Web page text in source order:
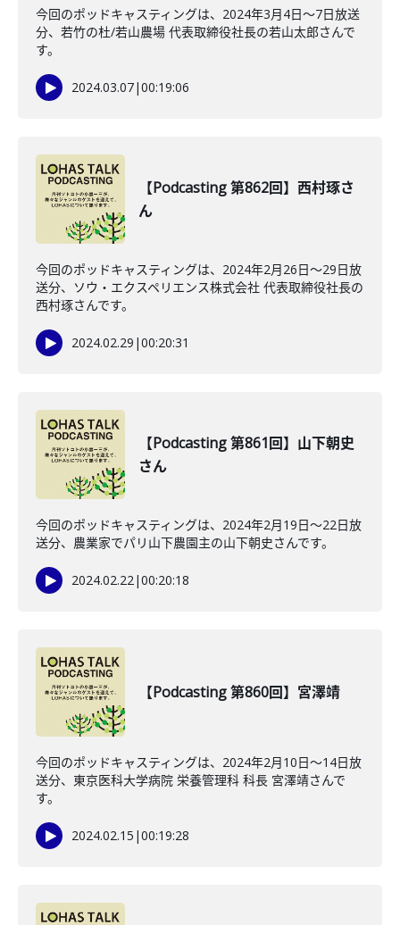
今回のポッドキャスティングは、2024年3月4日〜7日放送
分、若竹の杜/若山農場 代表取締役社長の若山太郎さんで
す。
2024.03.07|00:19:06
【Podcasting 第862回】西村琢さ
ん
今回のポッドキャスティングは、2024年2月26日〜29日放
送分、ソウ・エクスペリエンス株式会社 代表取締役社長の
西村琢さんです。
2024.02.29 |00:20:31
【Podcasting 第861回】山下朝史
さん
今回のポッドキャスティングは、2024年2月19日〜22日放
送分、農業家でパリ山下農園主の山下朝史さんです。
2024.02.22|00:20:18
【Podcasting 第860回】宮澤靖
今回のポッドキャスティングは、2024年2月10日〜14日放
送分、東京医科大学病院 栄養管理科 科長 宮澤靖さんで
す。
2024.02.15 |00:19:28